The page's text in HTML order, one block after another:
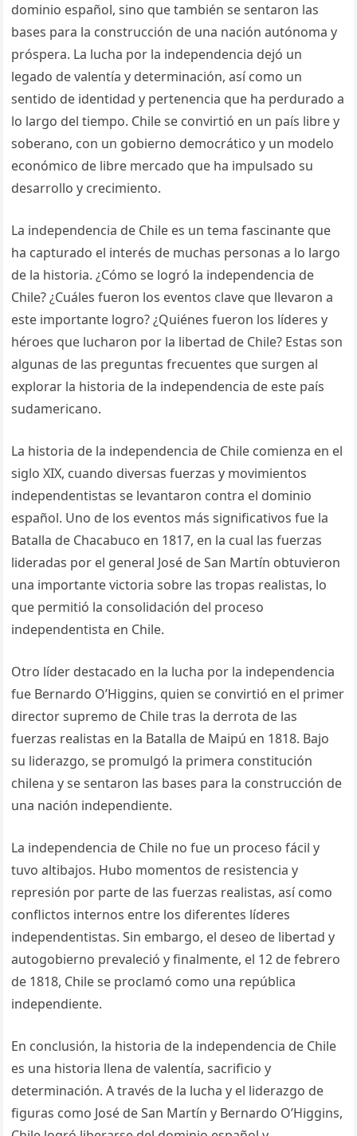
dominio español, sino que también se sentaron las
bases para la construcción de una nación autónoma y
próspera. La lucha por la independencia dejó un
legado de valentía y determinación, así como un
sentido de identidad y pertenencia que ha perdurado a
lo largo del tiempo. Chile se convirtió en un país libre y
soberano, con un gobierno democrático y un modelo
económico de libre mercado que ha impulsado su
desarrollo y crecimiento.
La independencia de Chile es un tema fascinante que
ha capturado el interés de muchas personas a lo largo
de la historia. ¿Cómo se logró la independencia de
Chile? ¿Cuáles fueron los eventos clave que llevaron a
este importante logro? ¿Quiénes fueron los líderes y
héroes que lucharon por la libertad de Chile? Estas son
algunas de las preguntas frecuentes que surgen al
explorar la historia de la independencia de este país
sudamericano.
La historia de la independencia de Chile comienza en el
siglo XIX, cuando diversas fuerzas y movimientos
independentistas se levantaron contra el dominio
español. Uno de los eventos más significativos fue la
Batalla de Chacabuco en 1817, en la cual las fuerzas
lideradas por el general José de San Martín obtuvieron
una importante victoria sobre las tropas realistas, lo
que permitió la consolidación del proceso
independentista en Chile.
Otro líder destacado en la lucha por la independencia
fue Bernardo O’Higgins, quien se convirtió en el primer
director supremo de Chile tras la derrota de las
fuerzas realistas en la Batalla de Maipú en 1818. Bajo
su liderazgo, se promulgó la primera constitución
chilena y se sentaron las bases para la construcción de
una nación independiente.
La independencia de Chile no fue un proceso fácil y
tuvo altibajos. Hubo momentos de resistencia y
represión por parte de las fuerzas realistas, así como
conflictos internos entre los diferentes líderes
independentistas. Sin embargo, el deseo de libertad y
autogobierno prevaleció y finalmente, el 12 de febrero
de 1818, Chile se proclamó como una república
independiente.
En conclusión, la historia de la independencia de Chile
es una historia llena de valentía, sacrificio y
determinación. A través de la lucha y el liderazgo de
figuras como José de San Martín y Bernardo O’Higgins,